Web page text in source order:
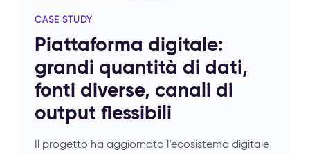
CASE STUDY
Piattaforma digitale:
grandi quantità di dati,
fonti diverse, canali di
output flessibili
Il progetto ha aggiornato l’ecosistema digitale